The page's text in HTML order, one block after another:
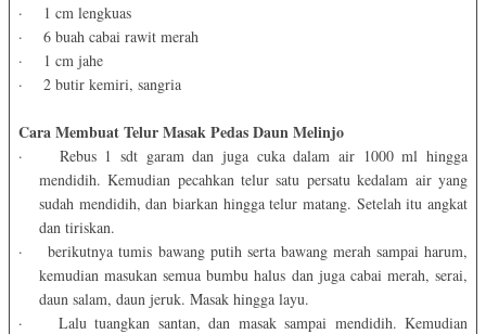
·
1 cm lengkuas
·
6 buah cabai rawit merah
·
1 cm jahe
·
2 butir kemiri, sangria
Cara Membuat Telur Masak Pedas Daun Melinjo
·
Rebus 1 sdt garam dan juga cuka dalam air 1000 ml hingga
mendidih. Kemudian pecahkan telur satu persatu kedalam air yang
sudah mendidih, dan biarkan hingga telur matang. Setelah itu angkat
dan tiriskan.
·
berikutnya tumis bawang putih serta bawang merah sampai harum,
kemudian masukan semua bumbu halus dan juga cabai merah, serai,
daun salam, daun jeruk. Masak hingga layu.
·
Lalu tuangkan santan, dan masak sampai mendidih. Kemudian